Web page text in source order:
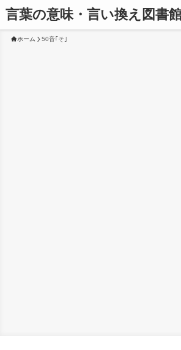
言葉の意味・言い換え図書
ホーム 50音｢そ｣